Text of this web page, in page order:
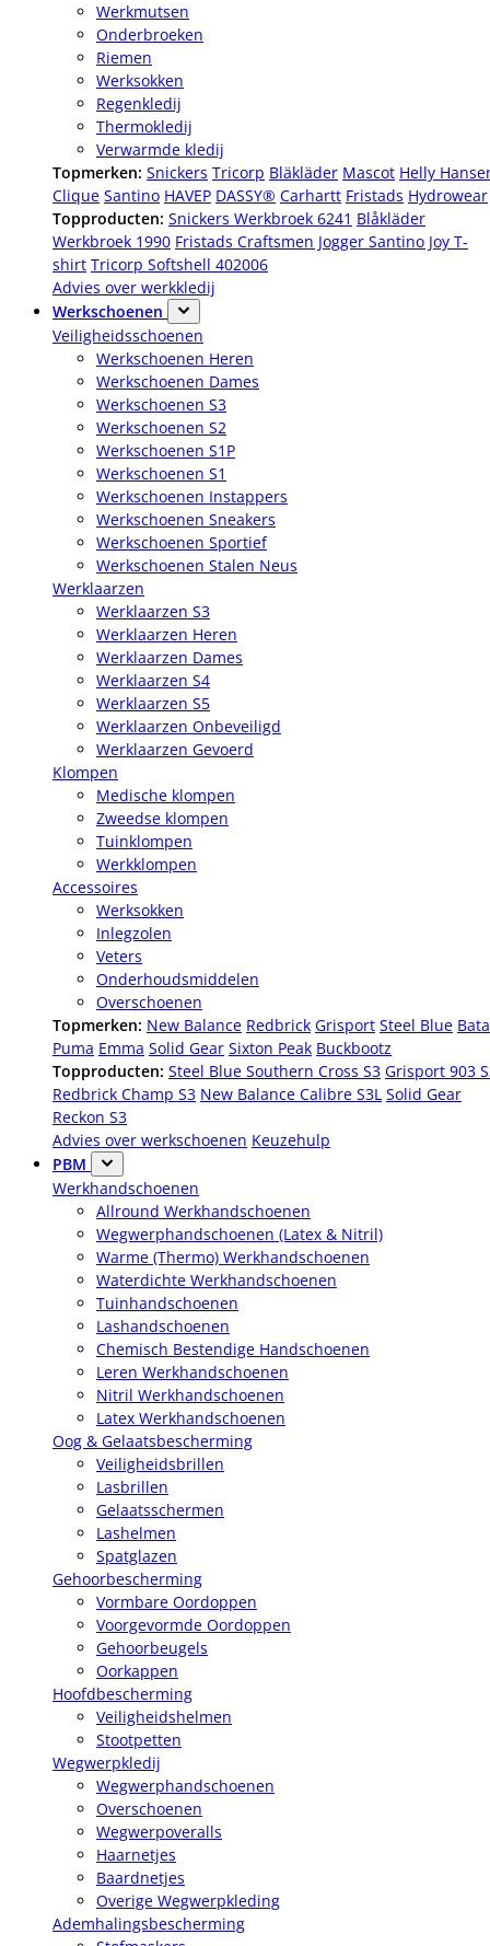
Werkmutsen
Onderbroeken
Riemen
Werksokken
Regenkledij
Thermokledij
Verwarmde kledij
Topmerken: Snickers Tricorp Bläkläder Mascot Helly
Clique Santino HAVEP DASSY® Carhartt Fristads Hydrowear
Topproducten: Snickers Werkbroek 6241 Blåkläder
Werkbroek 1990 Fristads Craftsmen Jogger Santino Joy T-
shirt Tricorp Softshell 402006
Advies over werkkledij
Werkschoenen
Veiligheidsschoenen
Werkschoenen Heren
Werkschoenen Dames
Werkschoenen S3
Werkschoenen S2
Werkschoenen S1P
Werkschoenen S1
Werkschoenen Instappers
Werkschoenen Sneakers
Werkschoenen Sportief
Werkschoenen Stalen Neus
Werklaarzen
Werklaarzen S3
Werklaarzen Heren
Werklaarzen Dames
Werklaarzen S4
Werklaarzen S5
Werklaarzen Onbeveiligd
Werklaarzen Gevoerd
Klompen
Medische klompen
Zweedse klompen
Tuinklompen
Werkklompen
Accessoires
Werksokken
Inlegzolen
Veters
Onderhoudsmiddelen
Overschoenen
Topmerken: New Balance Redbrick Grisport Steel Blue Bata
Puma Emma Solid Gear Sixton Peak Buckbootz
Topproducten: Steel Blue Southern Cross S3 Grisport 903
Redbrick Champ S3 New Balance Calibre S3L Solid Gear
Reckon S3
Advies over werkschoenen Keuzehulp
PBM
Werkhandschoenen
Allround Werkhandschoenen
Wegwerphandschoenen (Latex & Nitril)
Warme (Thermo) Werkhandschoenen
Waterdichte Werkhandschoenen
Tuinhandschoenen
Lashandschoenen
Chemisch Bestendige Handschoenen
Leren Werkhandschoenen
Nitril Werkhandschoenen
Latex Werkhandschoenen
Oog & Gelaatsbescherming
Veiligheidsbrillen
Lasbrillen
Gelaatsschermen
Lashelmen
Spatglazen
Gehoorbescherming
Vormbare Oordoppen
Voorgevormde Oordoppen
Gehoorbeugels
Oorkappen
Hoofdbescherming
Veiligheidshelmen
Stootpetten
Wegwerpkledij
Wegwerphandschoenen
Overschoenen
Wegwerpoveralls
Haarnetjes
Baardnetjes
Overige Wegwerpkleding
Ademhalingsbescherming